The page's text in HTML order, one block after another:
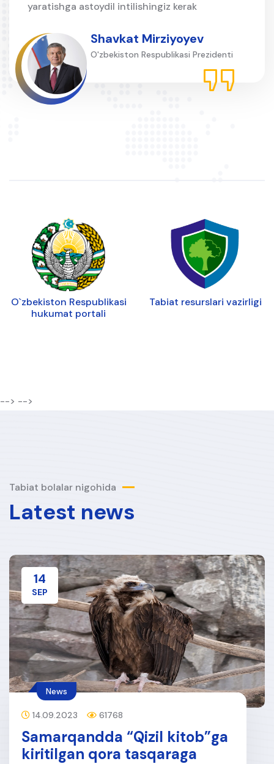
yaratishga astoydil intilishingiz kerak
Shavkat Mirziyoyev
O'zbekiston Respublikasi Prezidenti
O`zbekiston Respublikasi
hukumat portali
Tabiat resurslari vazirligi
--> -->
Tabiat bolalar nigohida
Latest news
14
SEP
14.09.2023 61768
Samarqandda “Qizil kitob”ga
kiritilgan qora tasqaraga
News